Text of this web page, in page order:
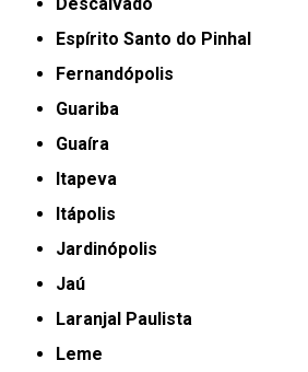
Espírito Santo do Pinhal
Fernandópolis
Guariba
Guaíra
Itapeva
Itápolis
Jardinópolis
Jaú
Laranjal Paulista
Leme